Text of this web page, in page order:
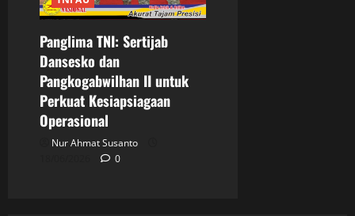
Panglima TNI: Sertijab
Dansesko dan
Pangkogabwilhan II untuk
Perkuat Kesiapsiagaan
Operasional
Nur Ahmat Susanto
0